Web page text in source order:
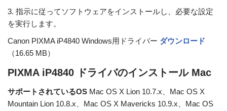
3. 指示に従ってソフトウェアをインストールし、必要な設定
を実行します。
Canon PIXMA iP4840 Windows用ドライバー ダウンロード
（16.65 MB）
PIXMA iP4840 ドライバのインストール Mac
サポートされているOS Mac OS X Lion 10.7.x、Mac OS X
Mountain Lion 10.8.x、Mac OS X Mavericks 10.9.x、Mac OS